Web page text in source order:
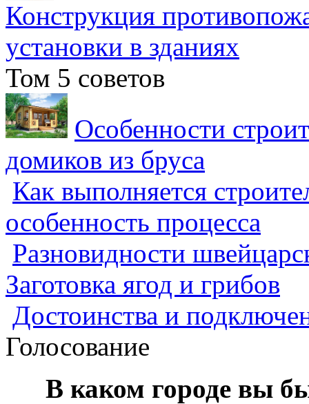
Конструкция
установки в зданиях
Том 5 советов
Особенности
домиков из бруса
Как выполняется
особенность процесса
Разновидности
Заготовка ягод и грибов
Достоинства и
Голосование
В каком городе вы